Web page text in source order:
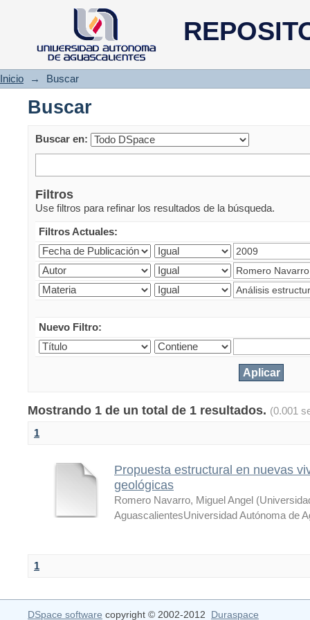
Buscar
Inicio → Buscar
Buscar
Buscar en:
Filtros
Use filtros para refinar los resultados de la búsqueda.
Filtros Actuales:
Nuevo Filtro:
Mostrando 1 de un total de 1 resultados. (0.001
1
Propuesta estructural en nuevas
geológicas
Romero Navarro, Miguel Angel (
AguascalientesUniversidad Autónoma de
1
DSpace software copyright © 2002-2012 Duraspace